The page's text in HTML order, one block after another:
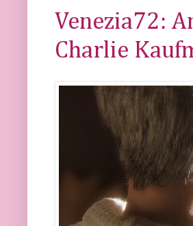
Venezia72:
Charlie